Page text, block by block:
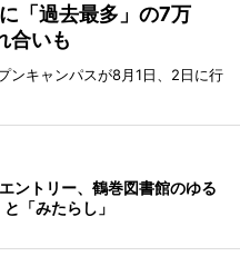
「過去最多」の7万
いも
ンキャンパスが8月1日、2日に行
ントリー、鶴巻図書館のゆる
「みたらし」